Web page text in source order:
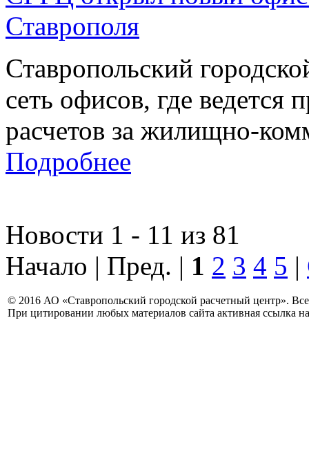
Ставрополя
Ставропольский
сеть офисов, где
расчетов за жилищно-
Подробнее
Новости 1 - 11 из 81
Начало | Пред. | 1 2 3 4 5 |
© 2016 АО «Ставропольский городской расчетный центр».
При цитировании любых материалов сайта активная ссылка